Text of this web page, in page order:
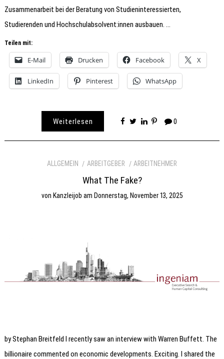
Zusammenarbeit bei der Beratung von Studieninteressierten,
Studierenden und Hochschulabsolvent:innen ausbauen. …
Teilen mit:
E-Mail Drucken Facebook X
LinkedIn Pinterest WhatsApp
Weiterlesen 0
ALLGEMEIN ARBEITGEBER ARBEITNEHMER
What The Fake?
von Kanzleijob am Donnerstag, November 13, 2025
by Stephan Breitfeld I recently saw an interview with Warren Buffett. The
billionaire commented on economic developments. Exciting. I shared the